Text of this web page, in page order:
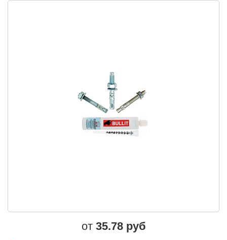
от 35.78 руб